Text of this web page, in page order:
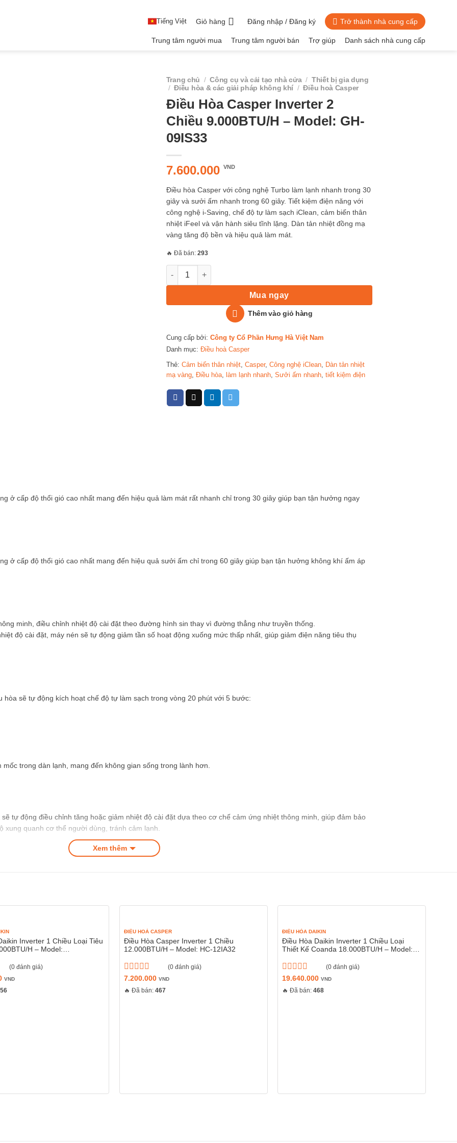
Tiếng Việt Giỏ hàng Đăng nhập / Đăng ký Trở thành nhà cung cấp
Trung tâm người mua Trung tâm người bán Trợ giúp Danh sách nhà cung cấp
Trang chủ / Công cụ và cải tạo nhà cửa / Thiết bị gia dụng
/ Điều hòa & các giải pháp không khí / Điều hoà Casper
Điều Hòa Casper Inverter 2
Chiều 9.000BTU/H – Model: GH-
09IS33
7.600.000 VND
Điều hòa Casper với công nghệ Turbo làm lạnh nhanh trong 30
giây và sưởi ấm nhanh trong 60 giây. Tiết kiệm điện năng với
công nghệ i-Saving, chế độ tự làm sạch iClean, cảm biến thân
nhiệt iFeel và vận hành siêu tĩnh lặng. Dàn tản nhiệt đồng mạ
vàng tăng độ bền và hiệu quả làm mát.
🔥 Đã bán: 293
Điều Hòa Casper Inverter 2 Chiều 9.000BTU/H – Model: GH-09IS33 số lượng
Mua ngay
Thêm vào giỏ hàng
Cung cấp bởi: Công ty Cổ Phần Hưng Hà Việt Nam
Danh mục: Điều hoà Casper
Thẻ: Cảm biến thân nhiệt, Casper, Công nghệ iClean, Dàn tản nhiệt
mạ vàng, Điều hòa, làm lạnh nhanh, Sưởi ấm nhanh, tiết kiệm điện
ở cấp độ thổi gió cao nhất mang đến hiệu quả làm mát rất nhanh chỉ trong 30 giây giúp bạn tận hưởng ngay
ở cấp độ thổi gió cao nhất mang đến hiệu quả sưởi ấm chỉ trong 60 giây giúp bạn tận hưởng không khí ấm áp
minh, điều chỉnh nhiệt độ cài đặt theo đường hình sin thay vì đường thẳng như truyền thống.
độ cài đặt, máy nén sẽ tự động giảm tần số hoạt động xuống mức thấp nhất, giúp giảm điện năng tiêu thụ
hòa sẽ tự động kích hoạt chế độ tự làm sạch trong vòng 20 phút với 5 bước:
trong dàn lạnh, mang đến không gian sống trong lành hơn.
tự động điều chỉnh tăng hoặc giảm nhiệt độ cài đặt dựa theo cơ chế cảm ứng nhiệt thông minh, giúp đảm bảo
xung quanh cơ thể người dùng, tránh cảm lạnh.
đẩy lùi sự sinh sôi của vi khuẩn và làm tăng hiệu năng trao đổi nhiệt cũng như tuổi thọ của sản phẩm.
Xem thêm
Inverter 1 Chiều Loại Tiêu
H – Model:
(0 đánh giá)
VND
ĐIỀU HOÀ CASPER
Điều Hòa Casper Inverter 1 Chiều
12.000BTU/H – Model: HC-12IA32
Được
xếp
hạng
(0 đánh giá)
7.200.000 VND
🔥 Đã bán: 467
ĐIỀU HÒA DAIKIN
Điều Hòa Daikin Inverter 1 Chiều Loại
Thiết Kế Coanda 18.000BTU/H – Model:
Được
xếp
hạng
(0 đánh giá)
19.640.000VND
🔥 Đã bán:468